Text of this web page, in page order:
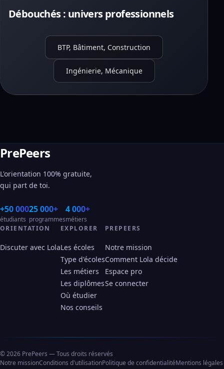
Débouchés : univers professionnels
BTP, Bâtiment, Construction
Ingénierie, Mécanique
PrePeers
L'orientation 100% gratuite,
qui part de toi.
+50 000
étudiants
25 000+
programmes
4 000+
métiers
ORIENTATION
Discuter avec Lola
EXPLORER
Les écoles
Type d'écoles
Les métiers
Les diplômes
Où étudier
Nos conseils
PREPEERS
Notre mission
Comment Lola décide
Espace pro
Se connecter
© 2026 PrePeers — Tous droits réservés
Notre missionConditions d'utilisationPolitique de confidentialitéMentions légales